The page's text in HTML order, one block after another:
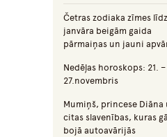
Četras zodiaka zīmes līdz
janvāra beigām gaida
pārmaiņas un jauni
Nedēļas horoskops: 21. –
27.novembris
Mumiņš, princese Diāna
citas slavenības, kuras
bojā autoavārijās